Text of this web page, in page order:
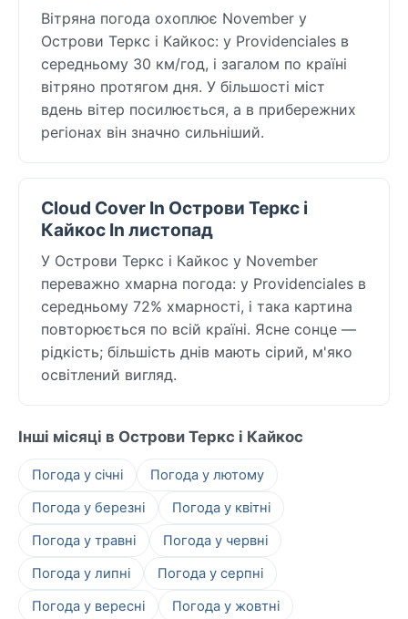
Вітряна погода охоплює November у
Острови Теркс і Кайкос: у Providenciales в
середньому 30 км/год, і загалом по країні
вітряно протягом дня. У більшості міст
вдень вітер посилюється, а в прибережних
регіонах він значно сильніший.
Cloud Cover In Острови Теркс і
Кайкос In листопад
У Острови Теркс і Кайкос у November
переважно хмарна погода: у Providenciales в
середньому 72% хмарності, і така картина
повторюється по всій країні. Ясне сонце —
рідкість; більшість днів мають сірий, м'яко
освітлений вигляд.
Інші місяці в Острови Теркс і Кайкос
Погода у січні
Погода у лютому
Погода у березні
Погода у квітні
Погода у травні
Погода у червні
Погода у липні
Погода у серпні
Погода у вересні
Погода у жовтні